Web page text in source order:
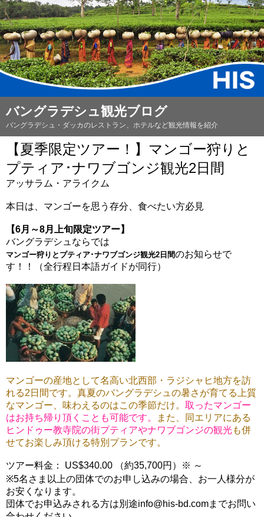
バングラデシュ観光ブログ
バングラデシュ・ダッカのレストラン、ホテルなど観光情報を紹介
【夏季限定ツアー！】マンゴー狩りと
プティア･ナワブゴンジ観光2日間
アッサラム・アライクム
本日は、マンゴーを思う存分、食べたい方必見
【6月～8月上旬限定ツアー】
バングラデシュならでは
マンゴー狩りとプティア･ナワブゴンジ観光2日間のお知らせで
す！！（全行程日本語ガイドが同行）
マンゴーの産地として名高い北西部・ラジシャヒ地方を訪
れる2日間です。真夏のバングラデシュの暑さが育てる上質
なマンゴー、味わえるのはこの季節だけ。 取ったマンゴー
はお持ち帰り頂くことも可能です。
また、同エリアにある
ヒンドゥー教寺院の街プティアやナワブゴンジの観光も併
せてお楽しみ頂ける特別プランです。
ツアー料金： US$340.00 （約35,700円）※ ～
※5名さま以上の団体でのお申し込みの場合、お一人様分が
お安くなります。
団体でお申込みされる方は別途info@his-bd.comまでお問い